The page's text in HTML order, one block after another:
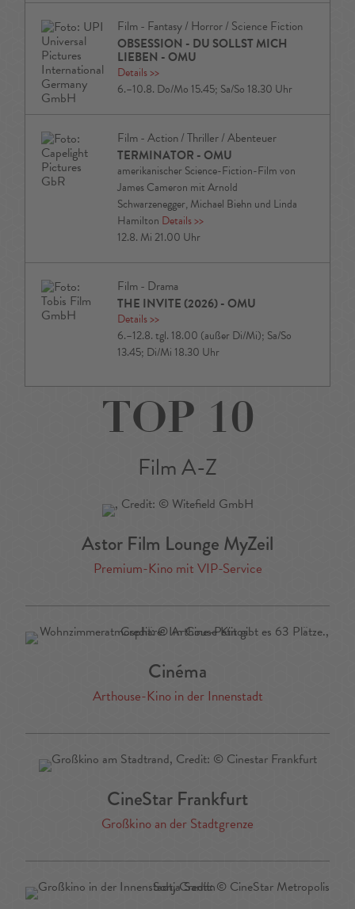
Film - Fantasy / Horror / Science Fiction
OBSESSION - DU SOLLST MICH
LIEBEN - OMU
Details>>
6.–10.8. Do/Mo 15.45; Sa/So 18.30 Uhr
Film - Action / Thriller / Abenteuer
TERMINATOR - OMU
amerikanischer Science-Fiction-Film von
James Cameron mit Arnold
Schwarzenegger, Michael Biehn und Linda
Hamilton Details>>
12.8. Mi 21.00 Uhr
Film - Drama
THE INVITE (2026) - OMU
Details>>
6.–12.8. tgl. 18.00 (außer Di/Mi); Sa/So
13.45; Di/Mi 18.30 Uhr
TOP 10
Film A-Z
Astor Film Lounge MyZeil
Premium-Kino mit VIP-Service
Cinéma
Arthouse-Kino in der Innenstadt
CineStar Frankfurt
Großkino an der Stadtgrenze